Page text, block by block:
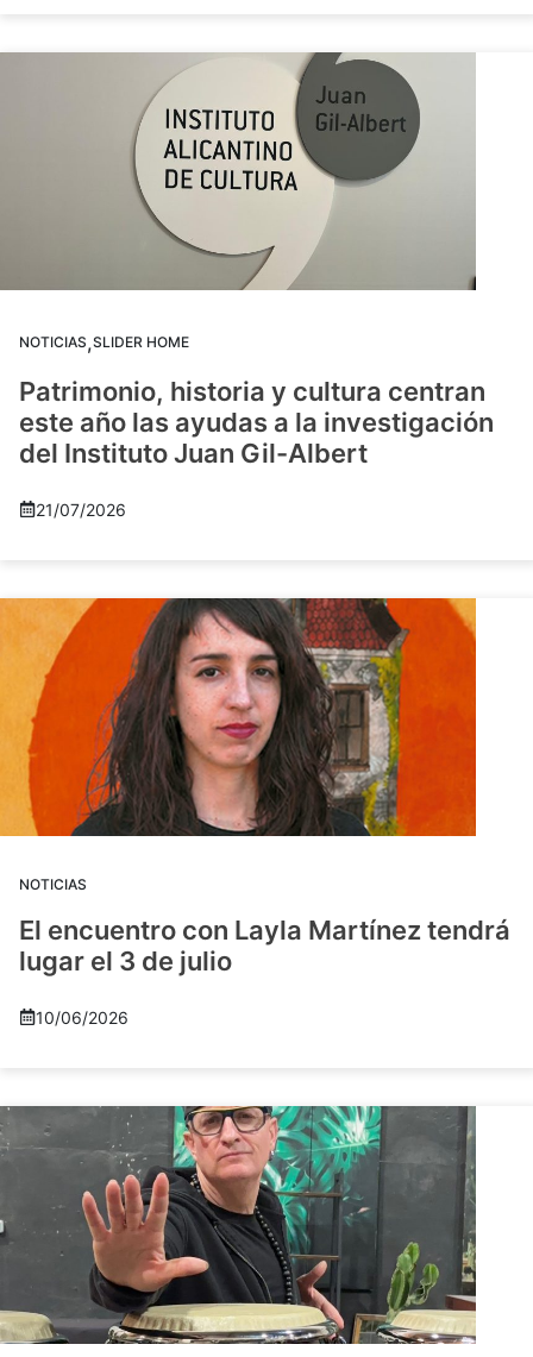
NOTICIAS,SLIDER HOME
Patrimonio, historia y cultura centran
este año las ayudas a la investigación
del Instituto Juan Gil-Albert
21/07/2026
NOTICIAS
El encuentro con Layla Martínez tendrá
lugar el 3 de julio
10/06/2026